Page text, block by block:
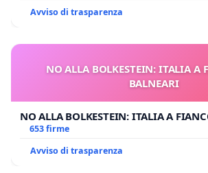
Avviso di trasparenza
NO ALLA BOLKESTEIN: ITALIA A
BALNEARI
NO ALLA BOLKESTEIN: ITALIA A
653 firme
Avviso di trasparenza